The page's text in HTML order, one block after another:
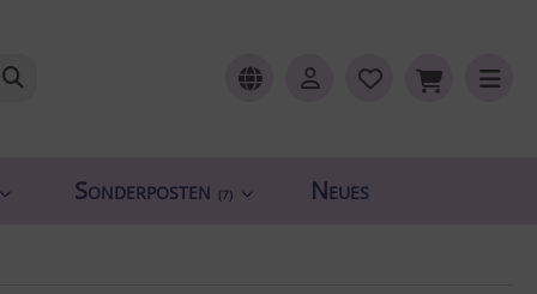
Sonderposten (7) Neues